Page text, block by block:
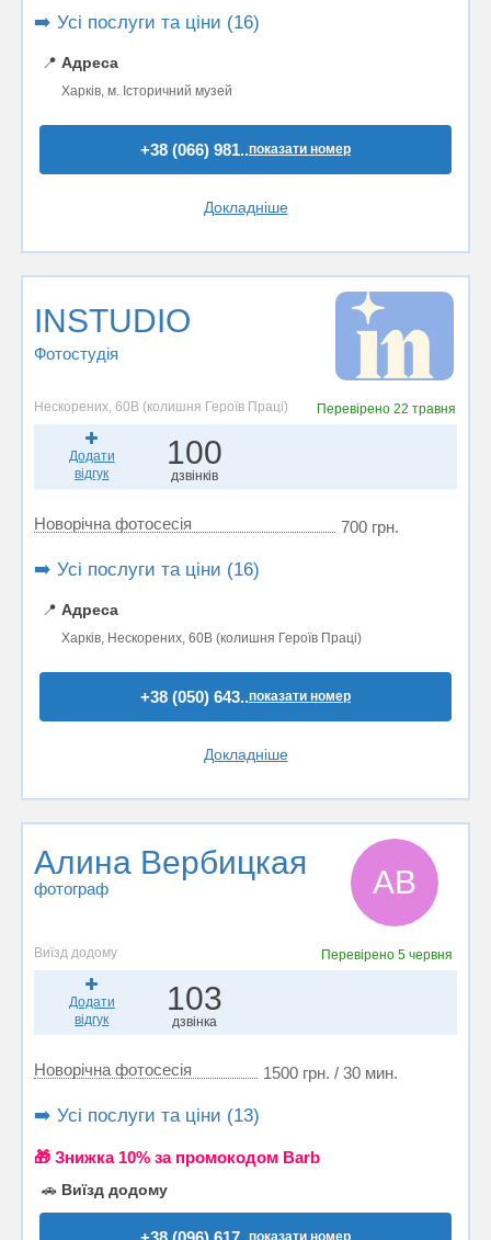
➡️ Усі послуги та ціни (16)
📍 Адреса
Харків, м. Історичний музей
+38 (066) 981..показати номер
Докладніше
INSTUDIO
Фотостудiя
Нескорених, 60В (колишня Героїв Праці) Перевірено22 травня
Додати
відгук
100
дзвінків
Новорічна фотосесія 700 грн.
➡️ Усі послуги та ціни (16)
📍 Адреса
Харків, Нескорених, 60В (колишня Героїв Праці)
+38 (050) 643..показати номер
Докладніше
Алина Вербицкая
фотограф АВ
Виїзд додому Перевірено 5 червня
Додати
відгук
103
дзвінка
Новорічна фотосесія 1500 грн. / 30 мин.
➡️ Усі послуги та ціни (13)
🎁 Знижка 10% за промокодом Barb
🚗 Виїзд додому
показати номер